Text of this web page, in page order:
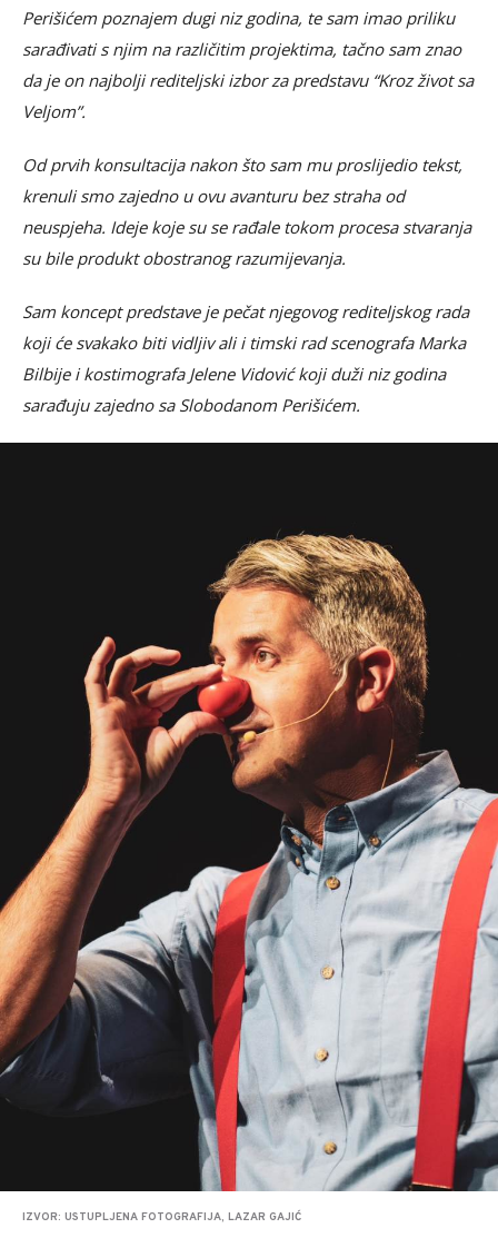
Perišićem poznajem dugi niz godina, te sam imao priliku
sarađivati s njim na različitim projektima, tačno sam znao
da je on najbolji rediteljski izbor za predstavu “Kroz život sa
Veljom”.
Od prvih konsultacija nakon što sam mu proslijedio tekst,
krenuli smo zajedno u ovu avanturu bez straha od
neuspjeha. Ideje koje su se rađale tokom procesa stvaranja
su bile produkt obostranog razumijevanja.
Sam koncept predstave je pečat njegovog rediteljskog rada
koji će svakako biti vidljiv ali i timski rad scenografa Marka
Bilbije i kostimografa Jelene Vidović koji duži niz godina
sarađuju zajedno sa Slobodanom Perišićem.
IZVOR: USTUPLJENA FOTOGRAFIJA, LAZAR GAJIĆ